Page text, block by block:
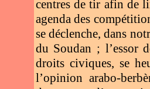
centres de tir afin de
agenda des
se déclenche, dans
du Soudan ; l’essor
droits civiques, se
l’opinion arabo-